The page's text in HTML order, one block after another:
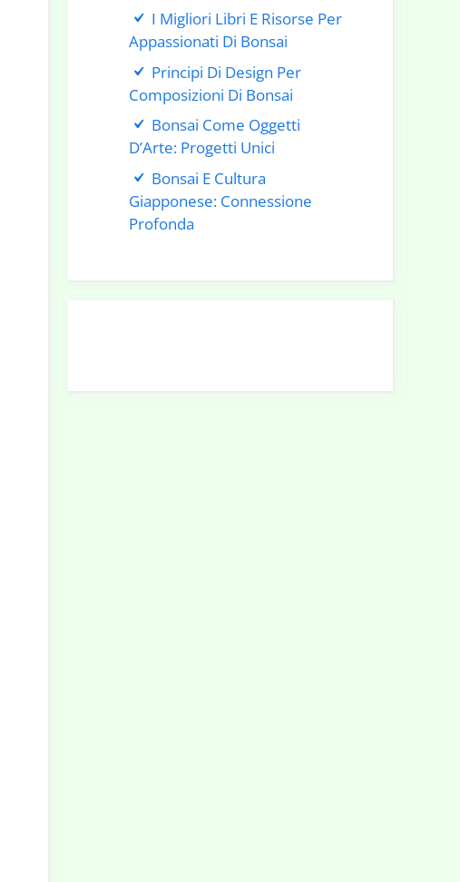
I Migliori Libri E Risorse Per
Appassionati Di Bonsai
Principi Di Design Per
Composizioni Di Bonsai
Bonsai Come Oggetti
D’Arte: Progetti Unici
Bonsai E Cultura
Giapponese: Connessione
Profonda